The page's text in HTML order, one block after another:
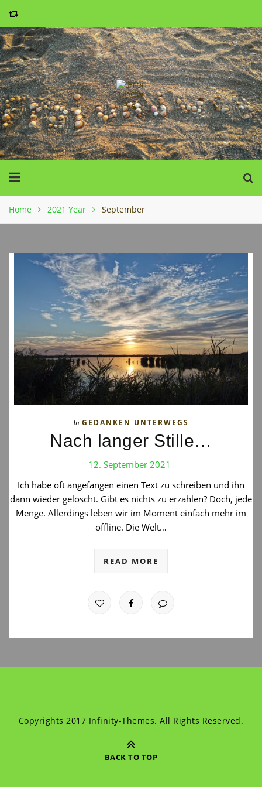
Home 2021 Year September
In GEDANKEN UNTERWEGS
Nach langer Stille…
12. September 2021
Ich habe oft angefangen einen Text zu schreiben und ihn
dann wieder gelöscht. Gibt es nichts zu erzählen? Doch, jede
Menge. Allerdings leben wir im Moment einfach mehr im
offline. Die Welt…
READ MORE
Copyrights 2017 Infinity-Themes. All Rights Reserved.
BACK TO TOP